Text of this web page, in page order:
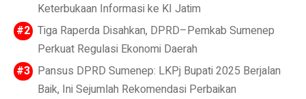
Keterbukaan Informasi ke KI Jatim
Tiga Raperda Disahkan, DPRD–Pemkab Sumenep
Perkuat Regulasi Ekonomi Daerah
Pansus DPRD Sumenep: LKPj Bupati 2025 Berjalan
Baik, Ini Sejumlah Rekomendasi Perbaikan